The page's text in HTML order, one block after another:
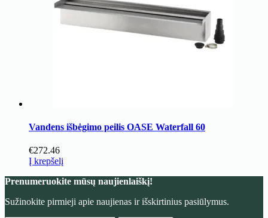
Vandens išbėgimo peilis OASE Waterfall 60
€272.46
Į krepšelį
Prenumeruokite mūsų naujienlaiškį!
Sužinokite pirmieji apie naujienas ir išskirtinius pasiūlymus.